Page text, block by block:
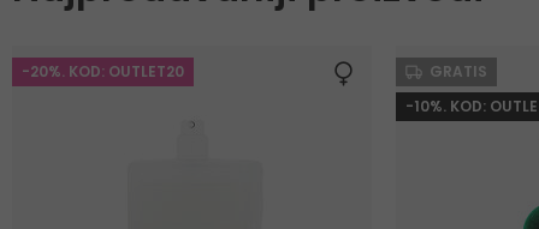
-20%. KOD: OUTLET20
GRATIS
-10%. KOD: